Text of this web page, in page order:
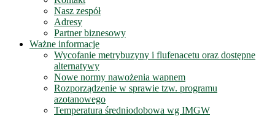
Nasz zespół
Adresy
Partner biznesowy
Ważne informacje
Wycofanie metrybuzyny i flufenacetu oraz dostępne
alternatywy
Nowe normy nawożenia wapnem
Rozporządzenie w sprawie tzw. programu
azotanowego
Temperatura średniodobowa wg IMGW